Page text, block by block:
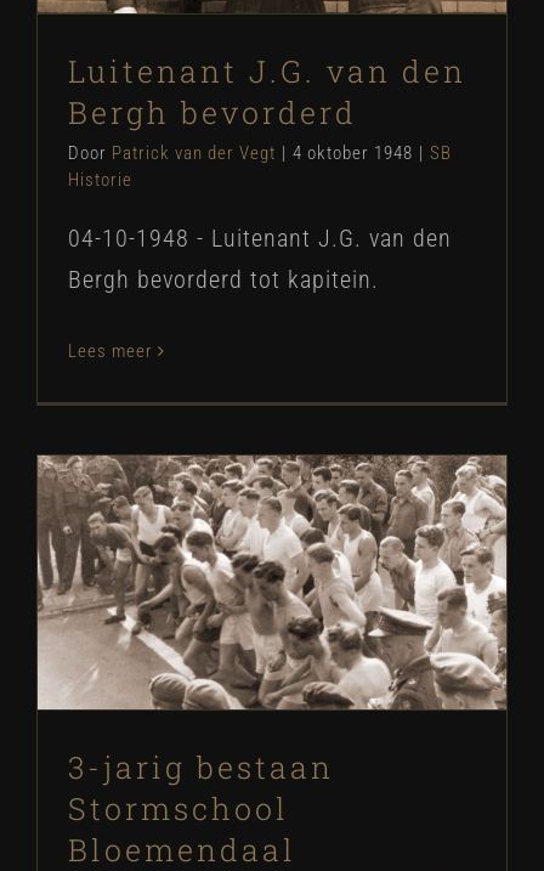
Luitenant J.G. van den
Bergh bevorderd
Door Patrick van der Vegt | 4 oktober 1948 | SB
Historie
04-10-1948 - Luitenant J.G. van den
Bergh bevorderd tot kapitein.
Lees meer
3-jarig bestaan Stormschool
Bloemendaal
SB Historie
3-jarig bestaan
Stormschool
Bloemendaal